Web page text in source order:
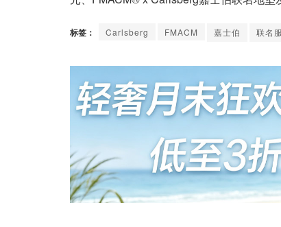
标签： Carlsberg FMACM 嘉士伯 联名